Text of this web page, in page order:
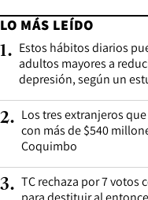
LO MÁS LEÍDO
1. Estos hábitos diarios
adultos mayores a
depresión, según un
2. Los tres extranjeros
con más de $540
Coquimbo
3. TC rechaza por 7 votos